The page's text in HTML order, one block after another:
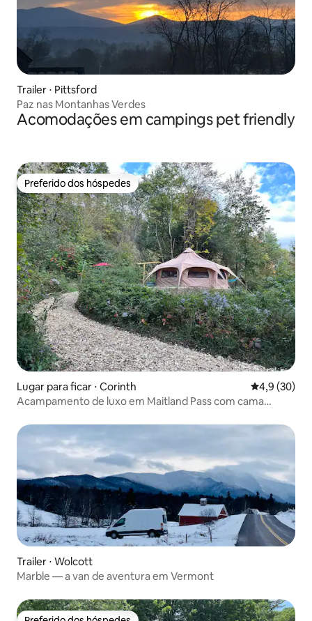
Trailer ⋅ Pittsford
Paz nas Montanhas Verdes
Acomodações em campings pet friendly
Preferido dos hóspedes
Preferido dos hóspedes
Lugar para ficar ⋅ Corinth 4,9 de uma
4,9 (30)
Acampamento de luxo em Maitland Pass com cama
Trailer ⋅ Wolcott
Marble — a van de aventura em Vermont